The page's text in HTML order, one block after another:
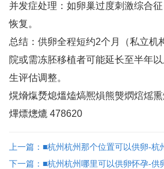
并发症处理‌：如卵巢过度刺激综合
恢复‌。
总结‌：供卵全程短约2个月（私立机
院或需冻胚移植者可能延长至半年
生评估调整‌。
熀熁熂熃熄熅熆熇熈熉熊熋熌熍熎
熚熛熜熝 478620
上一篇：■杭州杭州那个位置可以供卵-杭
下一篇：■杭州杭州哪里可以供卵怀孕-供